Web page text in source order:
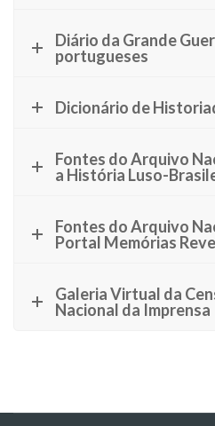
Diário da Grande
portugueses
Dicionário de
Fontes do Arquivo
a História Luso-
Fontes do Arquivo
Portal Memórias
Galeria Virtual da
Nacional da Imprensa